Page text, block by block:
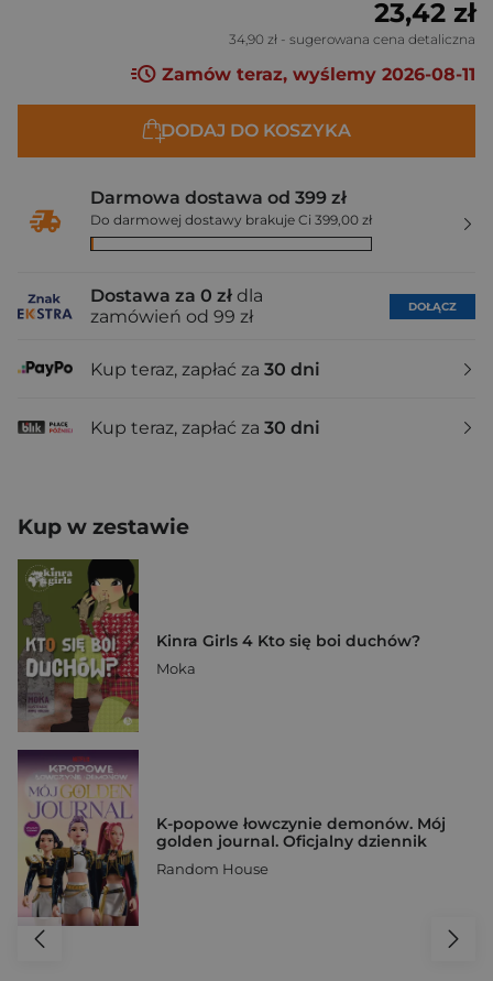
23,42 zł
34,90 zł - sugerowana cena detaliczna
Zamów teraz, wyślemy 2026-08-11
DODAJ DO KOSZYKA
Darmowa dostawa od 399 zł
Do darmowej dostawy brakuje Ci 399,00 zł
Dostawa za 0 zł dla
zamówień od 99 zł
DOŁĄCZ
Kup teraz, zapłać za 30 dni
Kup teraz, zapłać za 30 dni
Kup w zestawie
Kinra Girls 4 Kto się boi duchów?
Moka
K-popowe łowczynie demonów. Mój
golden journal. Oficjalny dziennik
Random House